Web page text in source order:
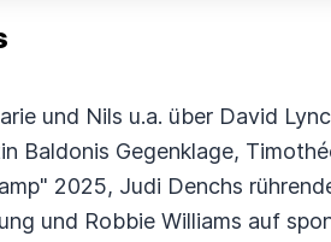
und Nils u.a. über David
Baldonis Gegenklage,
2025, Judi Denchs
und Robbie Williams auf